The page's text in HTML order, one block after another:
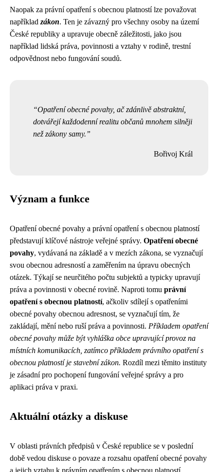
Naopak za právní opatření s obecnou platností lze považovat
například zákon. Ten je závazný pro všechny osoby na území
České republiky a upravuje obecně záležitosti, jako jsou
například lidská práva, povinnosti a vztahy v rodině, trestní
odpovědnost nebo fungování soudů.
Opatření obecné povahy, ač zdánlivě abstraktní,
dotvářejí každodenní realitu občanů mnohem silněji
než zákony samy.
Bořivoj Král
Význam a funkce
Opatření obecné povahy a právní opatření s obecnou platností
představují klíčové nástroje veřejné správy. Opatření obecné
povahy, vydávaná na základě a v mezích zákona, se vyznačují
svou obecnou adresností a zaměřením na úpravu obecných
otázek. Týkají se neurčitého počtu subjektů a typicky upravují
práva a povinnosti v obecné rovině. Naproti tomu právní
opatření s obecnou platností, ačkoliv sdílejí s opatřeními
obecné povahy obecnou adresnost, se vyznačují tím, že
zakládají, mění nebo ruší práva a povinnosti. Příkladem opatření
obecné povahy může být vyhláška obce upravující provoz na
místních komunikacích, zatímco příkladem právního opatření s
obecnou platností je stavební zákon. Rozdíl mezi těmito instituty
je zásadní pro pochopení fungování veřejné správy a pro
aplikaci práva v praxi.
Aktuální otázky a diskuse
V oblasti právních předpisů v České republice se v poslední
době vedou diskuse o povaze a rozsahu opatření obecné povahy
a jejich vztahu k právním opatřením s obecnou platností.